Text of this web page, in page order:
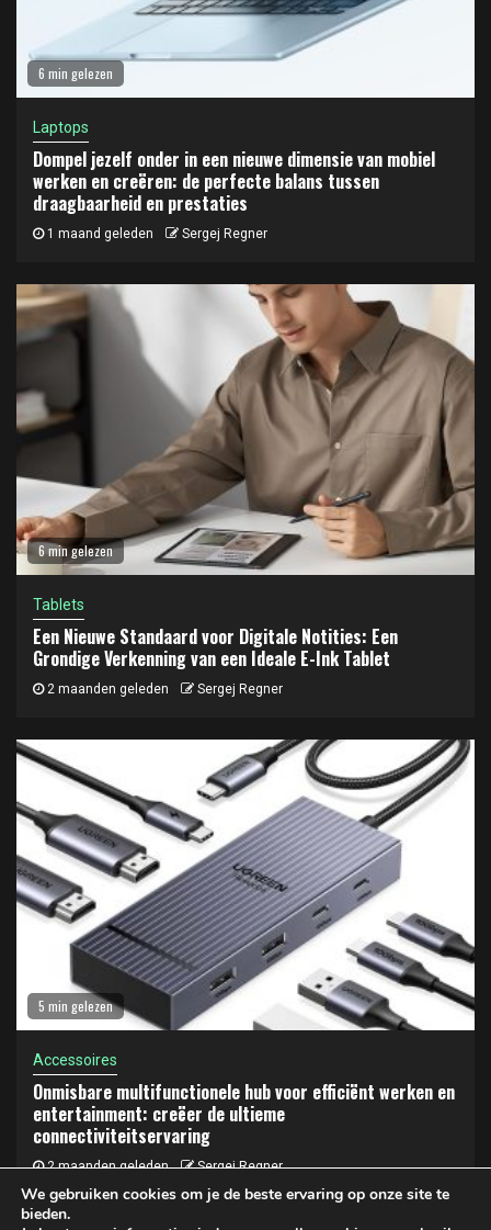
6 min gelezen
Laptops
Dompel jezelf onder in een nieuwe dimensie van mobiel
werken en creëren: de perfecte balans tussen
draagbaarheid en prestaties
1 maand geleden Sergej Regner
6 min gelezen
Tablets
Een Nieuwe Standaard voor Digitale Notities: Een
Grondige Verkenning van een Ideale E-Ink Tablet
2 maanden geleden Sergej Regner
5 min gelezen
Accessoires
Onmisbare multifunctionele hub voor efficiënt werken en
entertainment: creëer de ultieme
connectiviteitservaring
2 maanden geleden Sergej Regner
We gebruiken cookies om je de beste ervaring op onze site te
bieden.